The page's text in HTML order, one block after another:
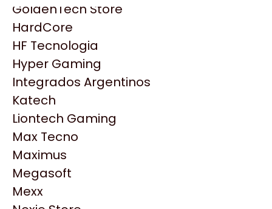
HP
HyperX
INNO3D
Intel
Kingston
Lenovo
Logitech
MSI
NVIDIA GeForce
NZXT
PNY
GoldenTech Store
HardCore
HF Tecnologia
Hyper Gaming
Integrados Argentinos
Katech
Liontech Gaming
Max Tecno
Maximus
Megasoft
Mexx
Productos